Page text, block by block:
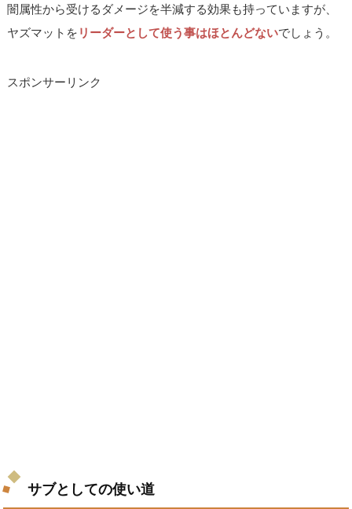
闇属性から受けるダメージを半減する効果も持っていますが、
ヤズマットを リーダーとして使う事はほとんどないでしょう。
スポンサーリンク
サブとしての使い道